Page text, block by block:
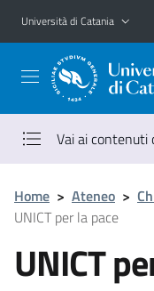
Vai al contenuto
Vai al menu di
Università di Catania
Vai ai contenuti
Home > Ateneo >
UNICT per la pace
UNICT